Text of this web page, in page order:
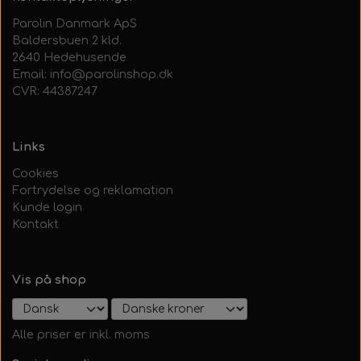
Parolin Danmark ApS
Baldersbuen 2 kld.
2640 Hedehusende
Email: info@parolinshop.dk
CVR: 44387247
Links
Cookies
Fortrydelse og reklamation
Kunde login
Kontakt
Vis på shop
Alle priser er inkl. moms